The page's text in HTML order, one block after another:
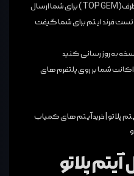
بعد از خرید درخواست دوستی از طرف(TOP GEM) برای شما ارسال
فرند ایتم برای شما گیفت
نسخه به روز رسانی کنید
اکانت شما بر روی پلتفرم های
پلاتو خرید آیتم های کمیاب
پلاتو